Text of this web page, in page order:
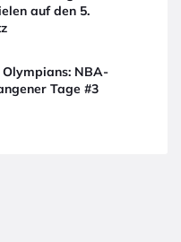
auf den 5.
NBA-
Tage #3